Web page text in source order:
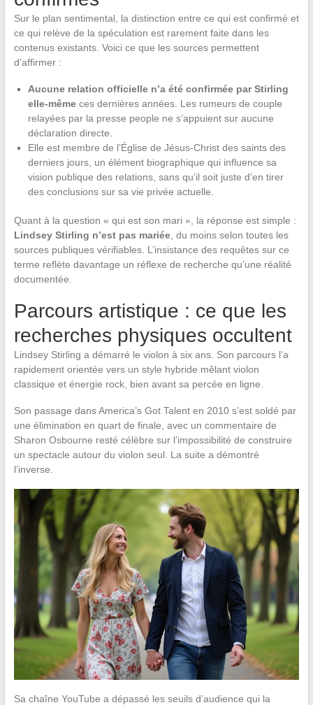
Sur le plan sentimental, la distinction entre ce qui est confirmé et
ce qui relève de la spéculation est rarement faite dans les
contenus existants. Voici ce que les sources permettent
d’affirmer :
Aucune relation officielle n’a été confirmée par Stirling
elle-mêmeces dernières années. Les rumeurs de couple
relayées par la presse people ne s’appuient sur aucune
déclaration directe.
Elle est membre de l’Église de Jésus-Christ des saints des
derniers jours, un élément biographique qui influence sa
vision publique des relations, sans qu’il soit juste d’en tirer
des conclusions sur sa vie privée actuelle.
Quant à la question « qui est son mari », la réponse est simple :
Lindsey Stirling n’est pas mariée, du moins selon toutes les
sources publiques vérifiables. L’insistance des requêtes sur ce
terme reflète davantage un réflexe de recherche qu’une réalité
documentée.
Parcours artistique : ce que les
recherches physiques occultent
Lindsey Stirling a démarré le violon à six ans. Son parcours l’a
rapidement orientée vers un style hybride mêlant violon
classique et énergie rock, bien avant sa percée en ligne.
Son passage dans America’s Got Talent en 2010 s’est soldé par
une élimination en quart de finale, avec un commentaire de
Sharon Osbourne resté célèbre sur l’impossibilité de construire
un spectacle autour du violon seul. La suite a démontré
l’inverse.
Sa chaîne YouTube a dépassé les seuils d’audience qui la